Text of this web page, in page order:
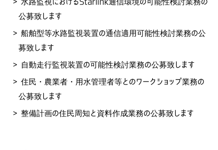
水路監視におけるStarlink通信環境の可能性検討業務の
公募致します
船舶型等水路監視装置の通信適用可能性検討業務の公
募致します
自動走行監視装置の可能性検討業務の公募致します
住民・農業者・用水管理者等とのワークショップ業務の
公募致します
整備計画の住民周知と資料作成業務の公募致します